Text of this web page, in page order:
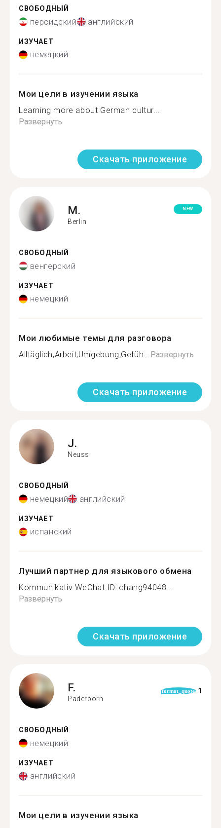
СВОБОДНЫЙ
персидский английский
ИЗУЧАЕТ
немецкий
Мои цели в изучении языка
Learning more about German cultur...
Развернуть
Скачать приложение
M.
Berlin
NEW
СВОБОДНЫЙ
венгерский
ИЗУЧАЕТ
немецкий
Мои любимые темы для разговора
Alltäglich,Arbeit,Umgebung,Gefüh...Развернуть
Скачать приложение
J.
Neuss
СВОБОДНЫЙ
немецкий английский
ИЗУЧАЕТ
испанский
Лучший партнер для языкового обмена
Kommunikativ WeChat ID: chang94048...
Развернуть
Скачать приложение
F.
Paderborn
format_quote 1
СВОБОДНЫЙ
немецкий
ИЗУЧАЕТ
английский
Мои цели в изучении языка